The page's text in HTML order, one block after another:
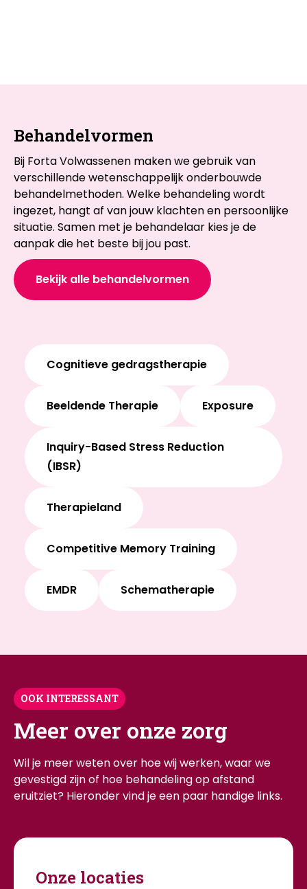
Behandelvormen
Bij Forta Volwassenen maken we gebruik van
verschillende wetenschappelijk onderbouwde
behandelmethoden. Welke behandeling wordt
ingezet, hangt af van jouw klachten en persoonlijke
situatie. Samen met je behandelaar kies je de
aanpak die het beste bij jou past.
Bekijk alle behandelvormen
Cognitieve gedragstherapie
Beeldende Therapie Exposure
Inquiry-Based Stress Reduction
(IBSR)
Therapieland
Competitive Memory Training
EMDR Schematherapie
OOK INTERESSANT
Meer over onze zorg
Wil je meer weten over hoe wij werken, waar we
gevestigd zijn of hoe behandeling op afstand
eruitziet? Hieronder vind je een paar handige links.
Onze locaties